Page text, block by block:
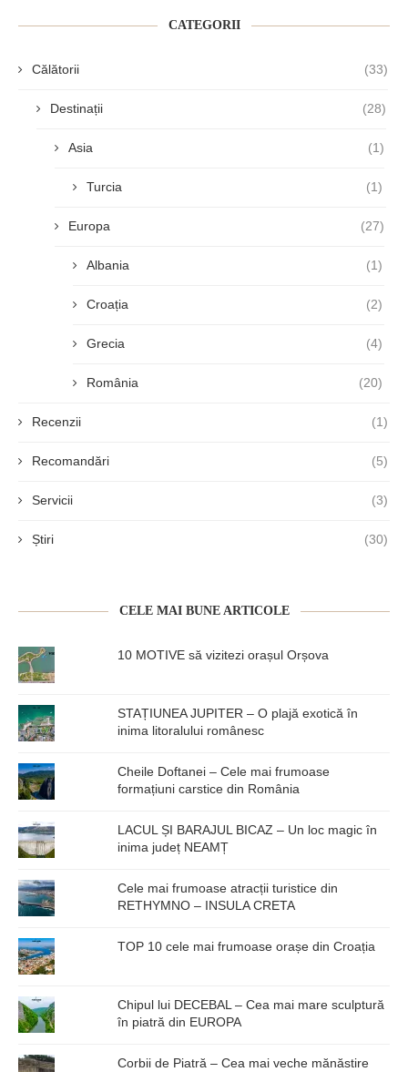
CATEGORII
Călătorii (33)
Destinații (28)
Asia (1)
Turcia (1)
Europa (27)
Albania (1)
Croația (2)
Grecia (4)
România (20)
Recenzii (1)
Recomandări (5)
Servicii (3)
Știri (30)
CELE MAI BUNE ARTICOLE
10 MOTIVE să vizitezi orașul Orșova
STAȚIUNEA JUPITER – O plajă exotică în
inima litoralului românesc
Cheile Doftanei – Cele mai frumoase
formațiuni carstice din România
LACUL ȘI BARAJUL BICAZ – Un loc magic în
inima județ NEAMȚ
Cele mai frumoase atracții turistice din
RETHYMNO – INSULA CRETA
TOP 10 cele mai frumoase orașe din Croația
Chipul lui DECEBAL – Cea mai mare sculptură
în piatră din EUROPA
Corbii de Piatră – Cea mai veche mănăstire